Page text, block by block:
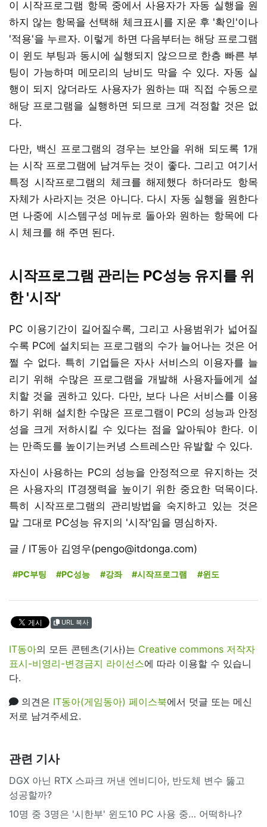
이 시작프로그램 항목 중에서 사용자가 자동 실행을 원
하지 않는 항목을 선택해 체크표시를 지운 후 '확인'이나
'적용'을 누르자. 이렇게 하면 다음부터는 해당 프로그램
이 윈도 부팅과 동시에 실행되지 않으므로 한층 빠른 부
팅이 가능하며 메모리의 낭비도 막을 수 있다. 자동 실
행이 되지 않더라도 사용자가 원하는 때 직접 수동으로
해당 프로그램을 실행하면 되므로 크게 걱정할 것은 없
다.
다만, 백신 프로그램의 경우는 보안을 위해 되도록 1개
는 시작 프로그램에 남겨두는 것이 좋다. 그리고 여기서
특정 시작프로그램의 체크를 해제했다 하더라도 항목
자체가 사라지는 것은 아니다. 다시 자동 실행을 원한다
면 나중에 시스템구성 메뉴로 돌아와 원하는 항목에 다
시 체크를 해 주면 된다.
시작프로그램 관리는 PC성능 유지를 위
한 '시작'
PC 이용기간이 길어질수록, 그리고 사용범위가 넓어질
수록 PC에 설치되는 프로그램의 수가 늘어나는 것은 어
쩔 수 없다. 특히 기업들은 자사 서비스의 이용자를 늘
리기 위해 수많은 프로그램을 개발해 사용자들에게 설
치할 것을 권하고 있다. 다만, 보다 나은 서비스를 이용
하기 위해 설치한 수많은 프로그램이 PC의 성능과 안정
성을 크게 저하시킬 수 있다는 점을 알아둬야 한다. 이
는 만족도를 높이기는커녕 스트레스만 유발할 수 있다.
자신이 사용하는 PC의 성능을 안정적으로 유지하는 것
은 사용자의 IT경쟁력을 높이기 위한 중요한 덕목이다.
특히 시작프로그램의 관리방법을 숙지하고 있는 것은
말 그대로 PC성능 유지의 '시작'임을 명심하자.
글 / IT동아 김영우(pengo@itdonga.com)
#PC부팅 #PC성능 #강좌 #시작프로그램 #윈도
URL 복사
IT동아의 모든 콘텐츠(기사)는 Creative commons 저작자
표시-비영리-변경금지 라이선스에 따라 이용할 수 있습니
다.
의견은 IT동아(게임동아) 페이스북에서 덧글 또는 메신
저로 남겨주세요.
관련 기사
DGX 아닌 RTX 스파크 꺼낸 엔비디아, 반도체 변수 뚫고
성공할까?
10명 중 3명은 '시한부' 윈도10 PC 사용 중… 어떡하나?